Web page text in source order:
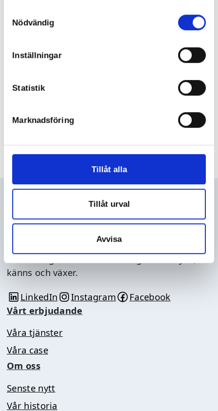
Nödvändig
Inställningar
Statistik
Marknadsföring
Tillåt alla
Tillåt urval
Avvisa
löfte om att inget ska få vara litet, otydligt
känns och växer.
LinkedIn
Länk till annan webbplats
Instagram
Länk till annan webbplats
Facebook
Länk till annan
Vårt erbjudande
Våra tjänster
Våra case
Om oss
Senste nytt
Vår historia